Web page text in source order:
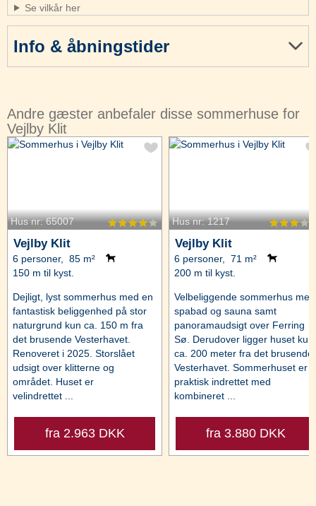
Info & åbningstider
Se vilkår her
Andre gæster anbefaler disse sommerhuse for
Vejlby Klit
Hus nr: 65007
Vejlby Klit
6 personer, 85 m²
150 m til kyst.
Dejligt, lyst sommerhus med en
fantastisk beliggenhed på stor
naturgrund kun ca. 150 m fra
det brusende Vesterhavet.
Renoveret i 2025. Storslået
udsigt over klitterne og
området. Huset er
velindrettet ...
fra 2.963 DKK
Hus nr: 1217
Vejlby Klit
6 personer, 71 m²
200 m til kyst.
Velbeliggende sommerhus med
spabad og sauna samt
panoramaudsigt over Ferring
Sø. Derudover ligger huset kun
ca. 200 meter fra det brusende
Vesterhavet. Sommerhuset er
praktisk indrettet med
kombineret ...
fra 3.880 DKK